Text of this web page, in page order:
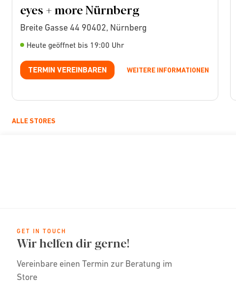
eyes + more Nürnberg
Breite Gasse 44 90402, Nürnberg
Heute geöffnet bis 19:00 Uhr
TERMIN VEREINBAREN WEITERE INFORMATIONEN
ALLE STORES
GET IN TOUCH
Wir helfen dir gerne!
Vereinbare einen Termin zur Beratung im
Store